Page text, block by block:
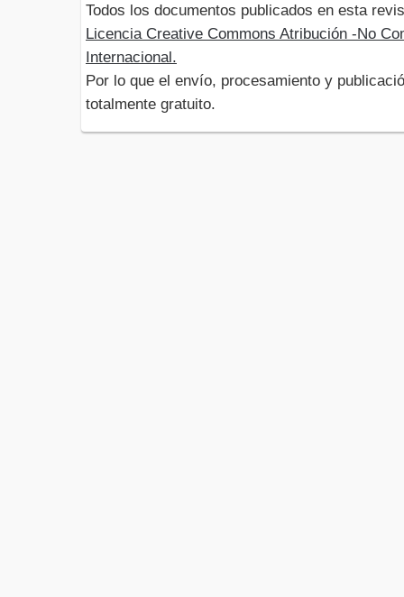
Todos los documentos publicados en esta
Licencia Creative Commons Atribución -No
Internacional.
Por lo que el envío, procesamiento y
totalmente gratuito.